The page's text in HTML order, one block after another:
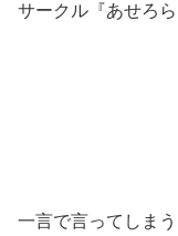
サークル『あせろ
一言で言ってしま